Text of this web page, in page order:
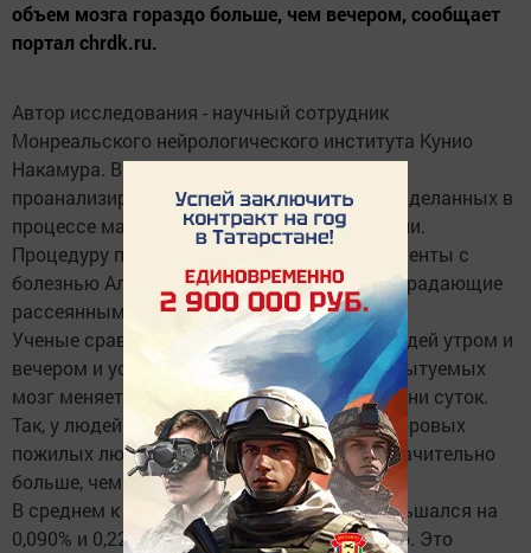
объем мозга гораздо больше, чем вечером, сообщает
портал chrdk.ru.
Автор исследования - научный сотрудник
Монреальского нейрологического института Кунио
Накамура. Вместе с коллегами Накамура
проанализировал свыше 10 тыс. снимков, сделанных в
процессе магнитно-резонансной томографии.
Процедуру проходили здоровые люди, пациенты с
болезнью Альцгеймера и пожилые люди, страдающие
рассеянным склерозом.
Ученые сравнили снимки одних и тех же людей утром и
вечером и установили, что у двух групп испытуемых
мозг меняет объем в зависимости от времени суток.
Так, у людей с рассеянным склерозом и здоровых
пожилых людей объем мозга утром был значительно
больше, чем в вечерние часы.
В среднем к вечеру мозг у этих людей уменьшался на
0,090% и 0,221% за 12 часов соответственно. Это